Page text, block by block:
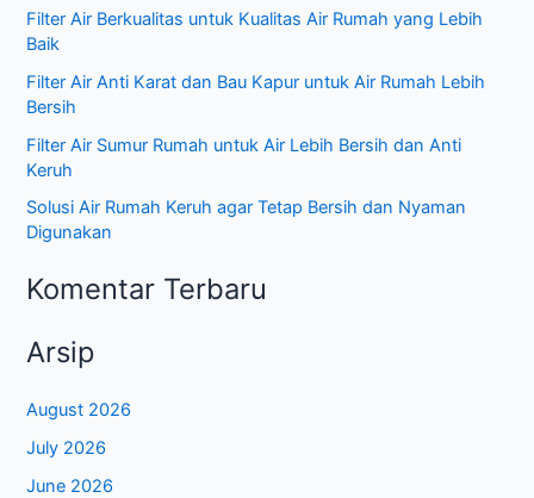
Filter Air Berkualitas untuk Kualitas Air Rumah yang Lebih
Baik
Filter Air Anti Karat dan Bau Kapur untuk Air Rumah Lebih
Bersih
Filter Air Sumur Rumah untuk Air Lebih Bersih dan Anti
Keruh
Solusi Air Rumah Keruh agar Tetap Bersih dan Nyaman
Digunakan
Komentar Terbaru
Arsip
August 2026
July 2026
June 2026